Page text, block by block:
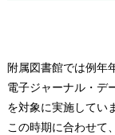
附属図書館では例年
電子ジャーナル・デ
を対象に実施してい
この時期に合わせて